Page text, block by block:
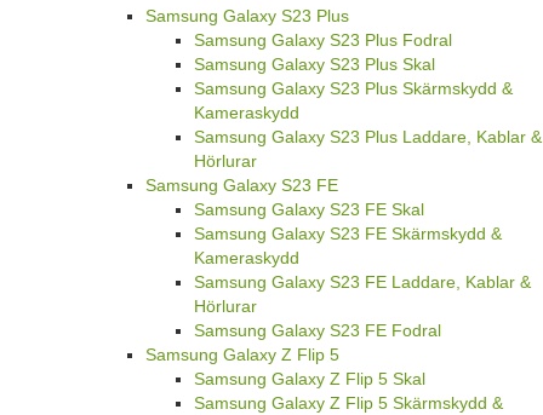
Samsung Galaxy S23 Plus
Samsung Galaxy S23 Plus Fodral
Samsung Galaxy S23 Plus Skal
Samsung Galaxy S23 Plus Skärmskydd &
Kameraskydd
Samsung Galaxy S23 Plus Laddare, Kablar &
Hörlurar
Samsung Galaxy S23 FE
Samsung Galaxy S23 FE Skal
Samsung Galaxy S23 FE Skärmskydd &
Kameraskydd
Samsung Galaxy S23 FE Laddare, Kablar &
Hörlurar
Samsung Galaxy S23 FE Fodral
Samsung Galaxy Z Flip 5
Samsung Galaxy Z Flip 5 Skal
Samsung Galaxy Z Flip 5 Skärmskydd &